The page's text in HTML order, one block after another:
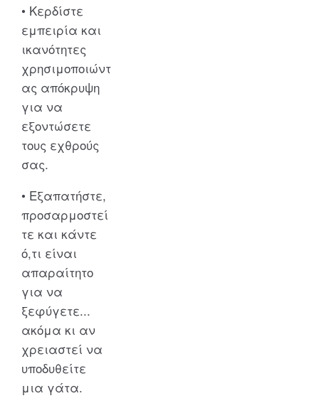
• Κερδίστε
εμπειρία και
ικανότητες
χρησιμοποιώντ
ας απόκρυψη
για να
εξοντώσετε
τους εχθρούς
σας.
• Εξαπατήστε,
προσαρμοστεί
τε και κάντε
ό,τι είναι
απαραίτητο
για να
ξεφύγετε...
ακόμα κι αν
χρειαστεί να
υποδυθείτε
μια γάτα.